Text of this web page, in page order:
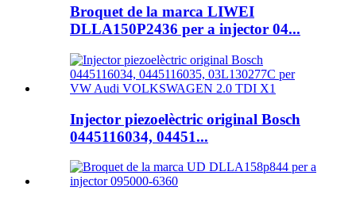
Broquet de la marca LIWEI
DLLA150P2436 per a injector 04...
Injector piezoelèctric original Bosch
0445116034, 04451...